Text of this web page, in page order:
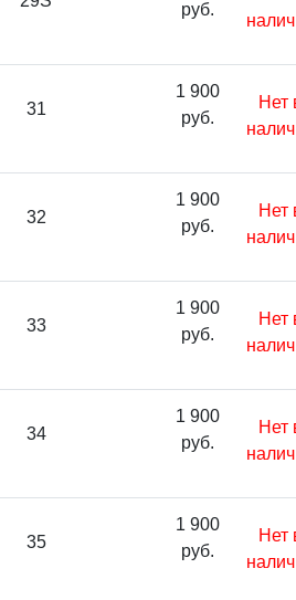
руб.
31
1 900
руб.
Нет
32
1 900
руб.
Нет
33
1 900
руб.
Нет
34
1 900
руб.
Нет
35
1 900
руб.
Нет